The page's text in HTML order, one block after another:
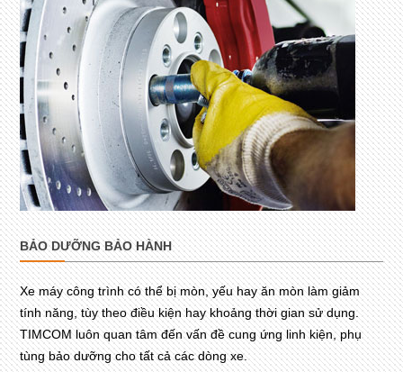
BẢO DƯỠNG BẢO HÀNH
Xe máy công trình có thể bị mòn, yếu hay ăn mòn làm giảm
tính năng, tùy theo điều kiện hay khoảng thời gian sử dụng.
TIMCOM luôn quan tâm đến vấn đề cung ứng linh kiện, phụ
tùng bảo dưỡng cho tất cả các dòng xe.